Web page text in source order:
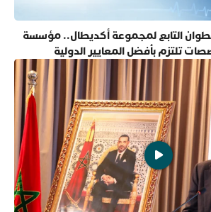
التابع لمجموعة أكديطال.. مؤسسة
تلتزم بأفضل المعايير الدولية